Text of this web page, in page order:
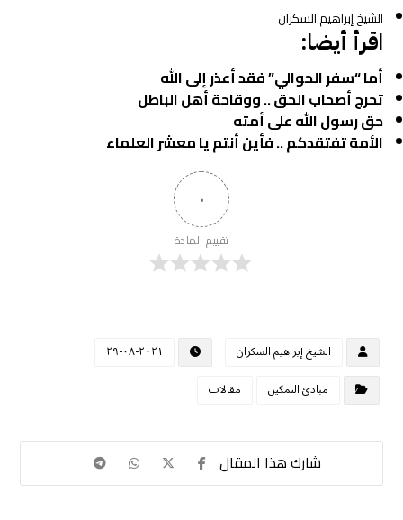
الشيخ إبراهيم السكران
اقرأ أيضا:
أما “سفر الحوالي” فقد أعذر إلى الله
تحرج أصحاب الحق .. ووقاحة أهل الباطل
حق رسول الله على أمته
الأمة تفتقدكم .. فأين أنتم يا معشر العلماء
٠
تقييم المادة
الشيخ إبراهيم السكران
٢٠٢١-٠٨-٢٩
مبادئ التمكين
مقالات